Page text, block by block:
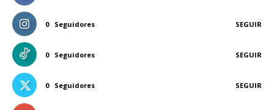
0 Seguidores SEGUIR
0 Seguidores SEGUIR
0 Seguidores SEGUIR